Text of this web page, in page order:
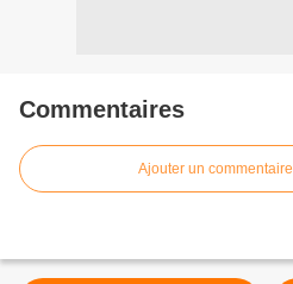
Commentaires
Ajouter un commentaire